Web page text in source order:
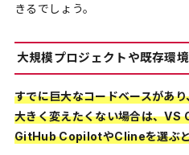
きるでしょう。
大規模プロジェクトや既存環
すでに巨大なコードベースがあ
大きく変えたくない場合は、VS
GitHub CopilotやClineを選ぶ